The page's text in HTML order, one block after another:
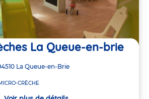
La Queue-en-brie
La Queue-en-Brie
CRÈCHE